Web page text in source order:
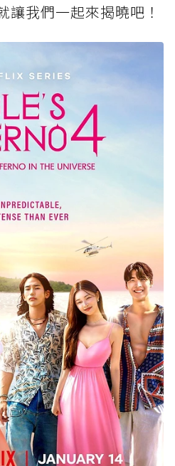
讓我們一起來揭曉吧！